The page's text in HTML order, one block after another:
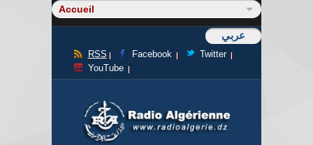
عربي
RSS Facebook
Twitter
YouTube